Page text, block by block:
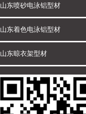
山东喷砂电泳铝型材
山东着色电泳铝型材
山东晾衣架型材